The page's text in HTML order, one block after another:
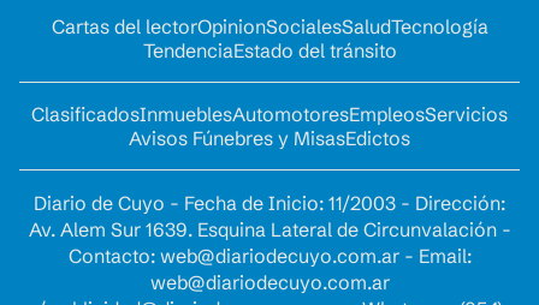
Cartas del lectorOpinionSocialesSaludTecnología
TendenciaEstado del tránsito
ClasificadosInmueblesAutomotoresEmpleosServicios
Avisos Fúnebres y MisasEdictos
Diario de Cuyo - Fecha de Inicio: 11/2003 - Dirección:
Av. Alem Sur 1639. Esquina Lateral de Circunvalación -
Contacto: web@diariodecuyo.com.ar- Email:
web@diariodecuyo.com.ar